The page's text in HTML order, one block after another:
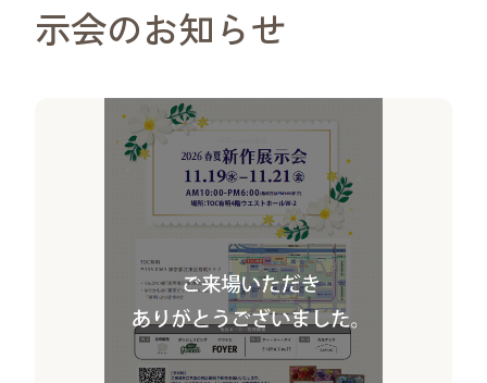
会社概要／アクセス
ご挨拶・理念・ビジョン
示会のお知らせ